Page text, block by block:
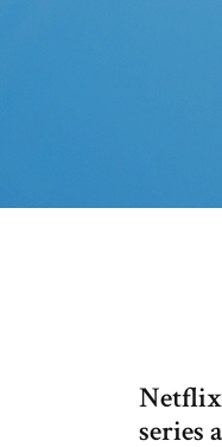
Netflix
series